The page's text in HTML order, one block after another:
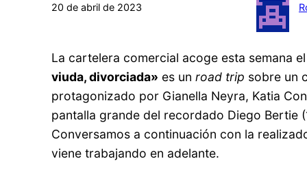
20 de abril de 2023
La cartelera comercial acoge esta semana
viuda, divorciada» es unroad trip sobre un
protagonizado por Gianella Neyra, Katia
pantalla grande del recordado Diego Bertie
Conversamos a continuación con la
viene trabajando en adelante.